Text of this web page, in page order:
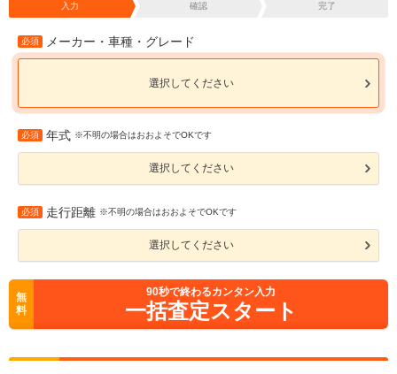
入力 確認 完了
必須 メーカー・車種・グレード
選択してください
必須 年式 ※不明の場合はおおよそでOKです
選択してください
必須 走行距離 ※不明の場合はおおよそでOKです
選択してください
無
料
90秒で終わるカンタン入力
一括査定スタート